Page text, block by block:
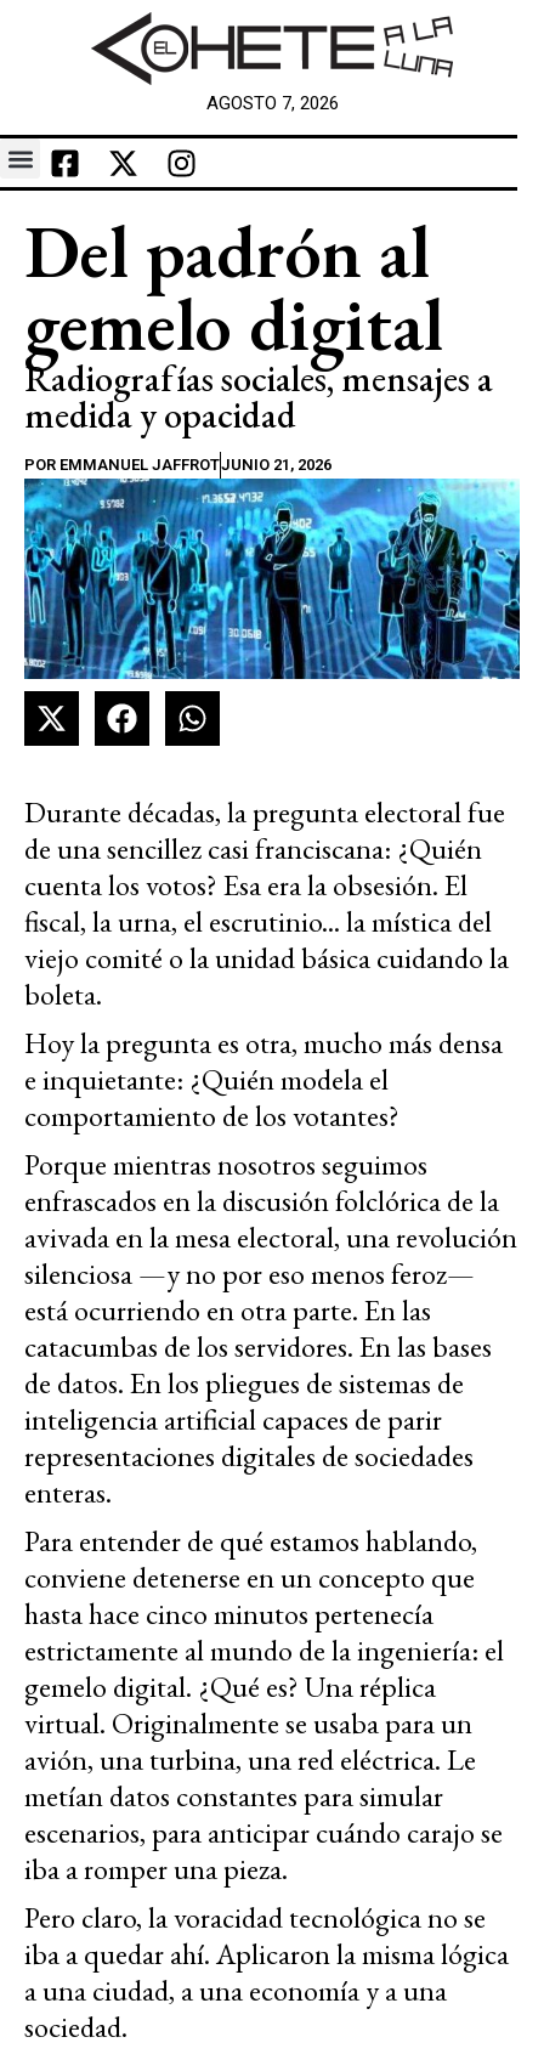
AGOSTO 7, 2026
Del padrón al
gemelo digital
Radiografías sociales, mensajes a
medida y opacidad
POR EMMANUEL JAFFROTJUNIO 21, 2026
Durante décadas, la pregunta electoral fue
de una sencillez casi franciscana: ¿Quién
cuenta los votos? Esa era la obsesión. El
fiscal, la urna, el escrutinio... la mística del
viejo comité o la unidad básica cuidando la
boleta.
Hoy la pregunta es otra, mucho más densa
e inquietante: ¿Quién modela el
comportamiento de los votantes?
Porque mientras nosotros seguimos
enfrascados en la discusión folclórica de la
avivada en la mesa electoral, una revolución
silenciosa —y no por eso menos feroz—
está ocurriendo en otra parte. En las
catacumbas de los servidores. En las bases
de datos. En los pliegues de sistemas de
inteligencia artificial capaces de parir
representaciones digitales de sociedades
enteras.
Para entender de qué estamos hablando,
conviene detenerse en un concepto que
hasta hace cinco minutos pertenecía
estrictamente al mundo de la ingeniería: el
gemelo digital. ¿Qué es? Una réplica
virtual. Originalmente se usaba para un
avión, una turbina, una red eléctrica. Le
metían datos constantes para simular
escenarios, para anticipar cuándo carajo se
iba a romper una pieza.
Pero claro, la voracidad tecnológica no se
iba a quedar ahí. Aplicaron la misma lógica
a una ciudad, a una economía y a una
sociedad.